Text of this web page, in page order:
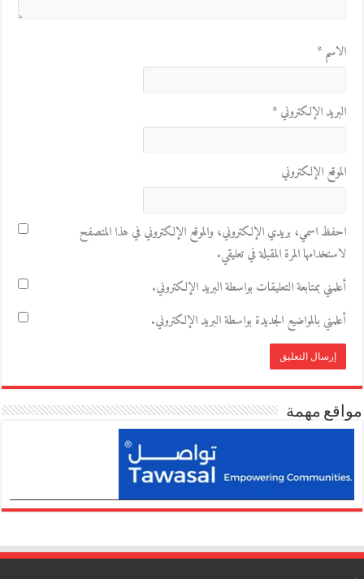
الاسم*
البريد الإلكتروني*
الموقع الإلكتروني
احفظ اسمي، بريدي الإلكتروني، والموقع الإلكتروني في هذا المتصفح
لاستخدامها المرة المقبلة في تعليقي.
أعلمني بمتابعة التعليقات بواسطة البريد الإلكتروني.
أعلمني بالمواضيع الجديدة بواسطة البريد الإلكتروني.
مواقع مهمة